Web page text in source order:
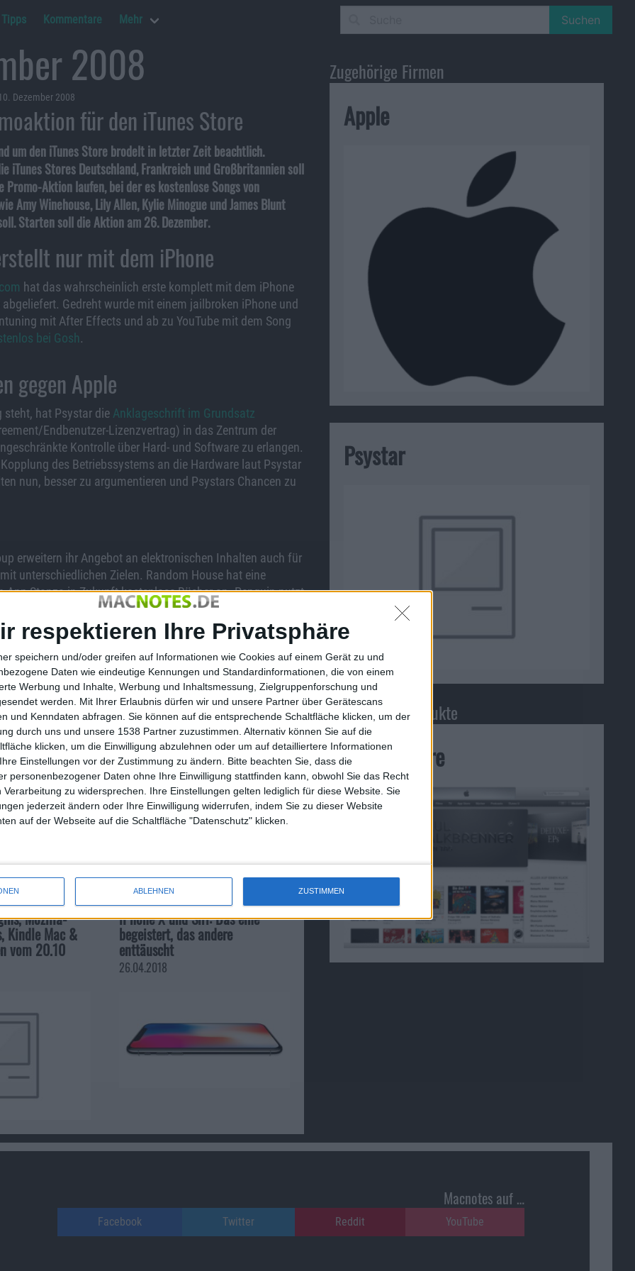
respektieren Ihre Privatsphäre
speichern und/oder greifen auf Informationen wie Cookies auf einem Gerät zu und
Daten wie eindeutige Kennungen und Standardinformationen, die von einem
Werbung und Inhalte, Werbung und Inhaltsmessung, Zielgruppenforschung und
werden.
Mit Ihrer Erlaubnis dürfen wir und unsere Partner über Gerätescans
und Kenndaten abfragen. Sie können auf die entsprechende Schaltfläche klicken, um der
durch uns und unsere 1538 Partner zuzustimmen. Alternativ können Sie auf die
klicken, um die Einwilligung abzulehnen oder um auf detailliertere Informationen
Einstellungen vor der Zustimmung zu ändern.
Bitte beachten Sie, dass die
personenbezogener Daten ohne Ihre Einwilligung stattfinden kann, obwohl Sie das Recht
Verarbeitung zu widersprechen. Ihre Einstellungen gelten lediglich für diese Website. Sie
jederzeit ändern oder Ihre Einwilligung widerrufen, indem Sie zu dieser Website
auf der Webseite auf die Schaltfläche "Datenschutz" klicken.
ABLEHNEN ZUSTIMMEN
Tipps Kommentare Mehr Suchen
2008
Dezember 2008
für den iTunes Store
um den iTunes Store brodelt in letzter Zeit beachtlich.
iTunes Stores Deutschland, Frankreich und Großbritannien soll
Promo-Aktion laufen, bei der es kostenlose Songs von
Amy Winehouse, Lily Allen, Kylie Minogue und James Blunt
Starten soll die Aktion am 26. Dezember.
nur mit dem iPhone
hat das wahrscheinlich erste komplett mit dem iPhone
Gedreht wurde mit einem jailbroken iPhone und
mit After Effects und ab zu YouTube mit dem Song
bei Gosh.
gegen Apple
steht, hat Psystar die Anklageschrift im Grundsatz
Endbenutzer-Lizenzvertrag) in das Zentrum der
Kontrolle über Hard- und Software zu erlangen.
des Betriebssystems an die Hardware laut Psystar
nun, besser zu argumentieren und Psystars Chancen zu
erweitern ihr Angebot an elektronischen Inhalten auch für
unterschiedlichen Zielen. Random House hat eine
Stanza in Zukunft kostenlose Bücher an. Penguin nutzt
die den Zugriff auf Blogs und Podcasts des Verlags
. Neues Interface für das FotobearbeitungstoolEasyBatch
Update vonVLC 0.9.8aschließt eine Sicherheitslücke.
10.2),TinkerTool 3.93(Systemerweiterung) und
Firefox 3.1 Beta 2 bringt Gest…
Mozilla-
Kindle Mac &
vom 20.10
iPhone X und Siri: Das eine
begeistert, das andere
enttäuscht
26.04.2018
Zugehörige Firmen
Apple
Psystar
Zugehörige Produkte
iTunes Store
Macnotes auf …
Facebook Twitter Reddit YouTube